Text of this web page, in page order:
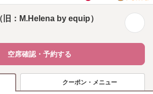
：M.Helena by equip）
空席確認・予約する
クーポン・メニュー